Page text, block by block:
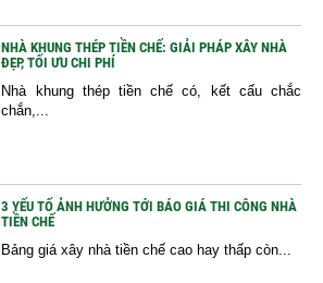
NHÀ KHUNG THÉP TIỀN CHẾ: GIẢI PHÁP XÂY NHÀ
ĐẸP, TỐI ƯU CHI PHÍ
Nhà khung thép tiền chế có, kết cấu chắc
chắn,...
3 YẾU TỐ ẢNH HƯỞNG TỚI BÁO GIÁ THI CÔNG NHÀ
TIỀN CHẾ
Bảng giá xây nhà tiền chế cao hay thấp còn...